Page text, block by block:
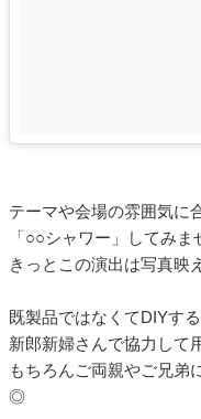
テーマや会場の雰囲気に
「○○シャワー」してみま
きっとこの演出は写真映
既製品ではなくてDIYす
新郎新婦さんで協力して
もちろんご両親やご兄弟
◎